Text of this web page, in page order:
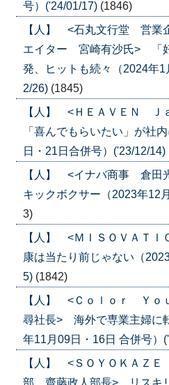
号）('24/01/17) (1846)
【人】 <石丸文行堂 営業
エイター 宮崎有沙氏> 「
発、ヒットも続々（2024年
2/26) (1845)
【人】 <ＨＥＡＶＥＮ
「喜んでもらいたい」が社
日・21日合併号）('23/12/14)
【人】 <イナバ商事 倉田
キックボクサー（2023年12
3)
【人】 <ＭＩＳＯＶＡＴ
康は当たり前じゃない（
5) (1842)
【人】 <Ｃｏｌｏｒ Ｙ
尋社長> 海外で専業主婦に
年11月09日・16日 合併号）
【人】 <ＳＯＹＯＫＡＺ
部 齋藤政人部長> リスキ